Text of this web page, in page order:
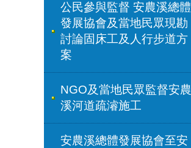
公民參與監督 安農溪總體
發展協會及當地民眾現勘
討論固床工及人行步道方
案
NGO及當地民眾監督安農
溪河道疏濬施工
安農溪總體發展協會至安